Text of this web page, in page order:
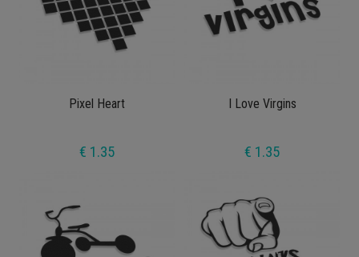
Pixel Heart
€ 1.35
I Love Virgins
€ 1.35